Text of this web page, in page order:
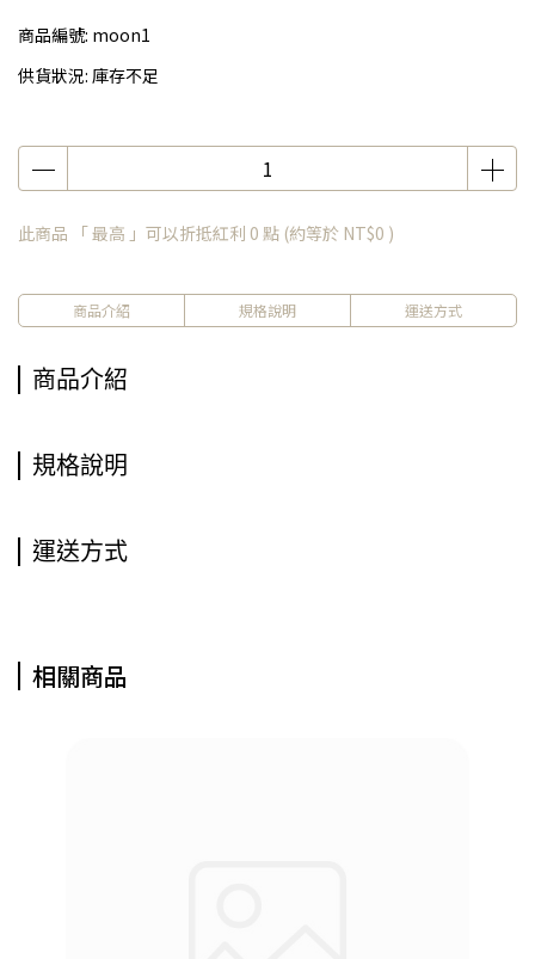
商品編號: moon1
供貨狀況: 庫存不足
此商品 「 最高 」可以折抵紅利 0 點 (約等於 NT$0 )
商品介紹 規格說明 運送方式
商品介紹
規格說明
運送方式
相關商品